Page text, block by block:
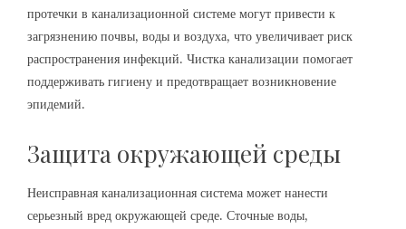
протечки в канализационной системе могут привести к
загрязнению почвы, воды и воздуха, что увеличивает риск
распространения инфекций. Чистка канализации помогает
поддерживать гигиену и предотвращает возникновение
эпидемий.
Защита окружающей среды
Неисправная канализационная система может нанести
серьезный вред окружающей среде. Сточные воды,